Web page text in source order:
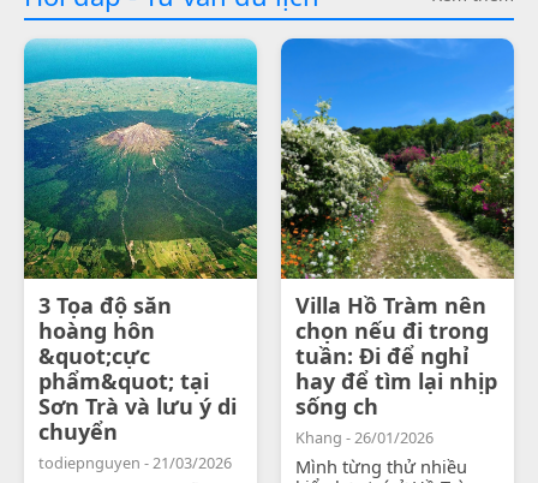
3 Tọa độ săn
hoàng hôn
&quot;cực
phẩm&quot; tại
Sơn Trà và lưu ý di
chuyển
todiepnguyen - 21/03/2026
Villa Hồ Tràm nên
chọn nếu đi trong
tuần: Đi để nghỉ
hay để tìm lại nhịp
sống ch
Khang - 26/01/2026
Mình từng thử nhiều